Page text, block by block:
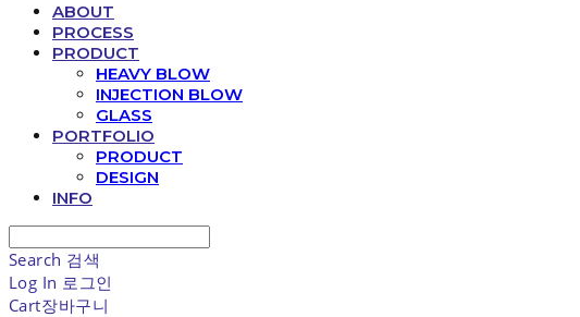
ABOUT
PROCESS
PRODUCT
HEAVY BLOW
INJECTION BLOW
GLASS
PORTFOLIO
PRODUCT
DESIGN
INFO
Search 검색
Log In 로그인
Cart장바구니